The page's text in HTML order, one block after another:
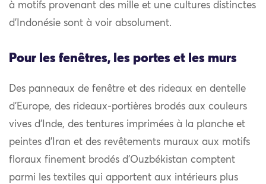
à motifs provenant des mille et une cultures distinctes
d’Indonésie sont à voir absolument.
Pour les fenêtres, les portes et les murs
Des panneaux de fenêtre et des rideaux en dentelle
d’Europe, des rideaux-portières brodés aux couleurs
vives d’Inde, des tentures imprimées à la planche et
peintes d’Iran et des revêtements muraux aux motifs
floraux finement brodés d’Ouzbékistan comptent
parmi les textiles qui apportent aux intérieurs plus